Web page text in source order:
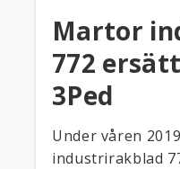
Martor
772
3Ped
Under våren
industrirakblad